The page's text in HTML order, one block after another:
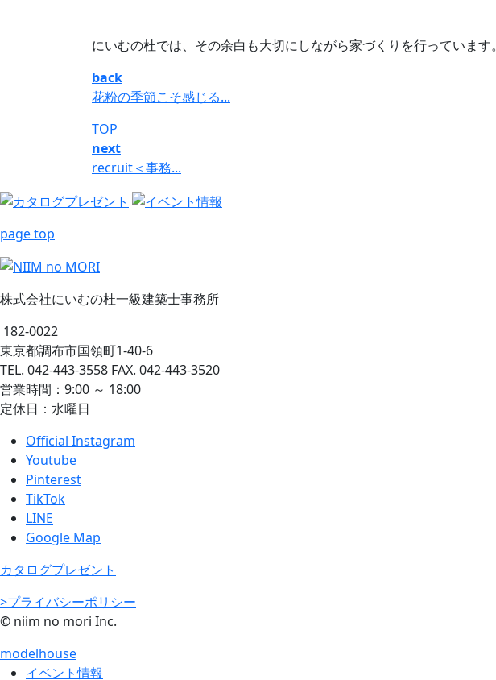
にいむの杜では、その余白も大切にしながら家づくりを行っています。
back
花粉の季節こそ感じる...
TOP
next
recruit＜事務...
page top
株式会社にいむの杜一級建築士事務所
182-0022
東京都調布市国領町1-40-6
TEL. 042-443-3558 FAX. 042-443-3520
営業時間：9:00 ～ 18:00
定休日：水曜日
Official Instagram
Youtube
Pinterest
TikTok
LINE
Google Map
カタログプレゼント
>プライバシーポリシー
© niim no mori Inc.
modelhouse
イベント情報